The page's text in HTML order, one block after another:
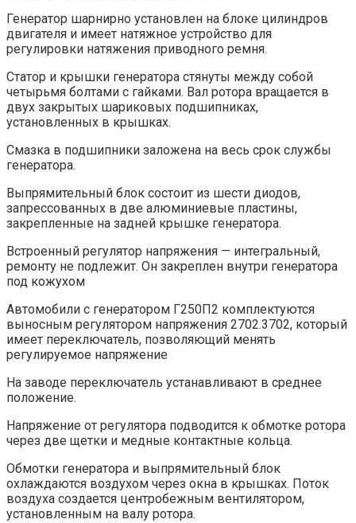
Генератор шарнирно установлен на блоке цилиндров
двигателя и имеет натяжное устройство для
регулировки натяжения приводного ремня.
Статор и крышки генератора стянуты между собой
четырьмя болтами с гайками. Вал ротора вращается в
двух закрытых шариковых подшипниках,
установленных в крышках.
Смазка в подшипники заложена на весь срок службы
генератора.
Выпрямительный блок состоит из шести диодов,
запрессованных в две алюминиевые пластины,
закрепленные на задней крышке генератора.
Встроенный регулятор напряжения — интегральный,
ремонту не подлежит. Он закреплен внутри генератора
под кожухом
Автомобили с генератором Г250П2 комплектуются
выносным регулятором напряжения 2702.3702, который
имеет переключатель, позволяющий менять
регулируемое напряжение
На заводе переключатель устанавливают в среднее
положение.
Напряжение от регулятора подводится к обмотке ротора
через две щетки и медные контактные кольца.
Обмотки генератора и выпрямительный блок
охлаждаются воздухом через окна в крышках. Поток
воздуха создается центробежным вентилятором,
установленным на валу ротора.